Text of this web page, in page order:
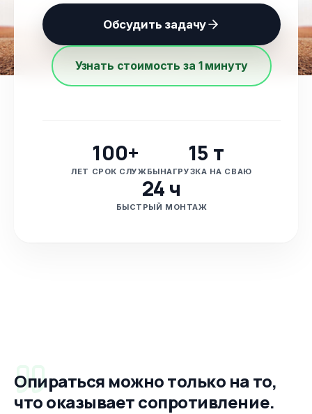
Обсудить задачу
Узнать стоимость за 1 минуту
100+
ЛЕТ СРОК СЛУЖБЫ
15 т
НАГРУЗКА НА СВАЮ
24 ч
БЫСТРЫЙ МОНТАЖ
Опираться можно только на то,
что оказывает сопротивление.